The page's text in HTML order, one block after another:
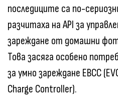
последиците са по-
разчитаха на API за
зареждане от домашни
Това засяга особено
за умно зареждане ЕВСС
Charge Controller).